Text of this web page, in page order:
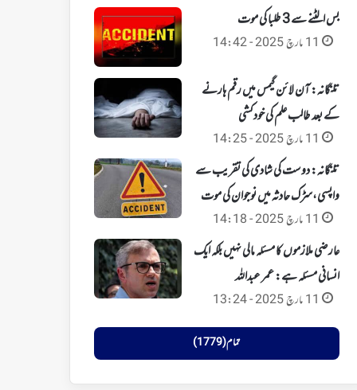
بس الٹنے سے 3 طلبا کی موت
11 مارچ 2025 - 14:42
تلنگانہ: آن لائن گیمس میں رقم ہارنے
کے بعد طالب علم کی خودکشی
11 مارچ 2025 - 14:25
تلنگانہ: دوست کی شادی کی تقریب سے
واپسی،سڑک حادثہ میں نوجوان کی موت
11 مارچ 2025 - 14:18
عارضی ملازموں کا مسئلہ مالی نہیں بلکہ ایک
انسانی مسئلہ ہے: عمر عبداللہ
11 مارچ 2025 - 13:24
تمام (1779)